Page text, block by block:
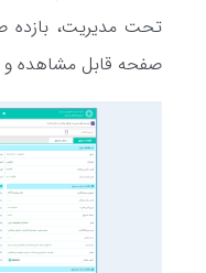
تحت مدیریت، بازده
صفحه قابل مشاهده